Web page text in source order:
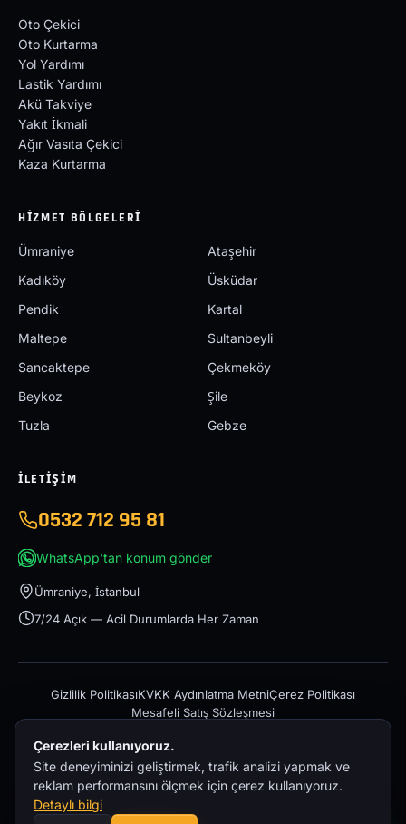
Oto Çekici
Oto Kurtarma
Yol Yardımı
Lastik Yardımı
Akü Takviye
Yakıt İkmali
Ağır Vasıta Çekici
Kaza Kurtarma
HIZMET BÖLGELERI
Ümraniye
Ataşehir
Kadıköy
Üsküdar
Pendik
Kartal
Maltepe
Sultanbeyli
Sancaktepe
Çekmeköy
Beykoz
Şile
Tuzla
Gebze
İLETIŞIM
0532 712 95 81
WhatsApp'tan konum gönder
Ümraniye, İstanbul
7/24 Açık — Acil Durumlarda Her Zaman
Gizlilik PolitikasıKVKK Aydınlatma MetniÇerez Politikası
Mesafeli Satış Sözleşmesi
© 2026 İstanbul Acil Oto Çekici – 0532 712 95 81 — Tüm hakları
Çerezleri kullanıyoruz.
Site deneyiminizi geliştirmek, trafik analizi yapmak ve
reklam performansını ölçmek için çerez kullanıyoruz.
Detaylı bilgi